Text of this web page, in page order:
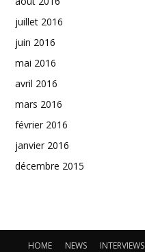
juillet 2016
juin 2016
mai 2016
avril 2016
mars 2016
février 2016
janvier 2016
décembre 2015
HOME NEWS INTERVIEWS